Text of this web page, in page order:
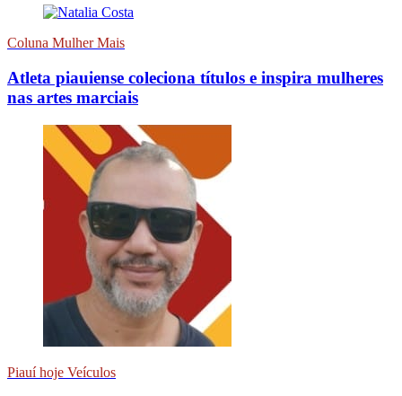
Coluna Mulher Mais
Atleta piauiense coleciona títulos e inspira mulheres
nas artes marciais
Piauí hoje Veículos